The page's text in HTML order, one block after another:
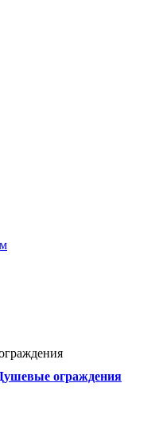
ограждения